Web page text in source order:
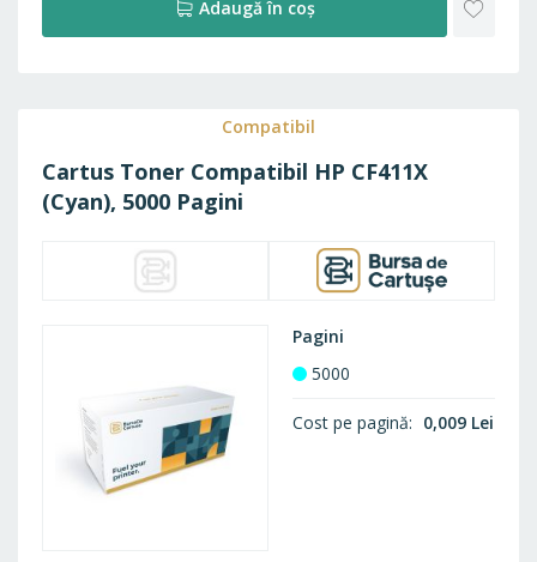
Adaugă în coș
Compatibil
Cartus Toner Compatibil HP CF411X
(Cyan), 5000 Pagini
Pagini
5000
Cost pe pagină 0,009 Lei